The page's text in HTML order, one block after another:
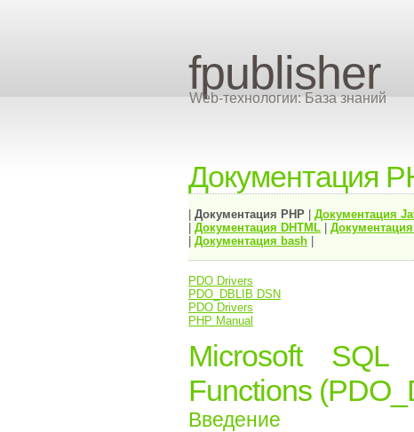
fpublisher
Web-технологии: База знаний
Документация
Документация PHP Документация
Документация DHTML
Документация bash
PDO Drivers
PDO_DBLIB DSN
PDO Drivers
PHP Manual
Microsoft
Functions
Введение